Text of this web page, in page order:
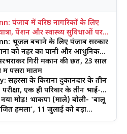
पंजाब में वरिष्ठ नागरिकों के लिए
पेंशन और स्वास्थ्य सुविधाओं पर
भूजल बचाने के लिए पंजाब सरकार
को नहर का पानी और आधुनिक
गिरी मकान की छत, 23 साल
में पसरा मातम
सहरसा के किराना दुकानदार के तीन
एक ही परिवार के तीन भाई-
नया मोड़! भाकपा (माले) बोली- 'बालू
हमला', 11 जुलाई को बड़ा